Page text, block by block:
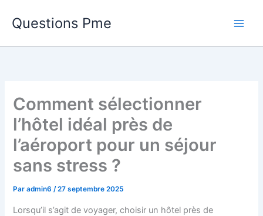
Questions Pme
Comment sélectionner
l’hôtel idéal près de
l’aéroport pour un séjour
sans stress ?
Paradmin6/27 septembre 2025
Lorsqu’il s’agit de voyager, choisir un hôtel près de